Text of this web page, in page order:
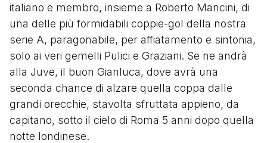
italiano e membro, insieme a Roberto Mancini, di
una delle più formidabili coppie-gol della nostra
serie A, paragonabile, per affiatamento e sintonia,
solo ai veri gemelli Pulici e Graziani. Se ne andrà
alla Juve, il buon Gianluca, dove avrà una
seconda chance di alzare quella coppa dalle
grandi orecchie, stavolta sfruttata appieno, da
capitano, sotto il cielo di Roma 5 anni dopo quella
notte londinese.